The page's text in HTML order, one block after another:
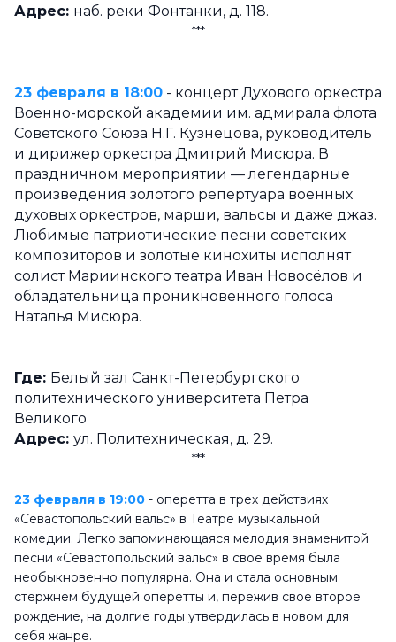
Адрес: наб. реки Фонтанки, д. 118.
***
23 февраля в 18:00 - концерт Духового оркестра
Военно-морской академии им. адмирала флота
Советского Союза Н.Г. Кузнецова, руководитель
и дирижер оркестра Дмитрий Мисюра. В
праздничном мероприятии — легендарные
произведения золотого репертуара военных
духовых оркестров, марши, вальсы и даже джаз.
Любимые патриотические песни советских
композиторов и золотые кинохиты исполнят
солист Мариинского театра Иван Новосёлов и
обладательница проникновенного голоса
Наталья Мисюра.
Где: Белый зал Санкт-Петербургского
политехнического университета Петра
Великого
Адрес: ул. Политехническая, д. 29.
***
23 февраля в 19:00 - оперетта в трех действиях
«Севастопольский вальс» в Театре музыкальной
комедии. Легко запоминающаяся мелодия знаменитой
песни «Севастопольский вальс» в свое время была
необыкновенно популярна. Она и стала основным
стержнем будущей оперетты и, пережив свое второе
рождение, на долгие годы утвердилась в новом для
себя жанре.